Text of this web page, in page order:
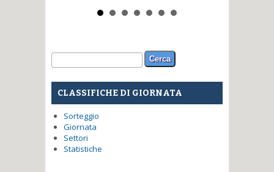
Form di ricerca
Cerca
CLASSIFICHE DI GIORNATA
Sorteggio
Giornata
Settori
Statistiche